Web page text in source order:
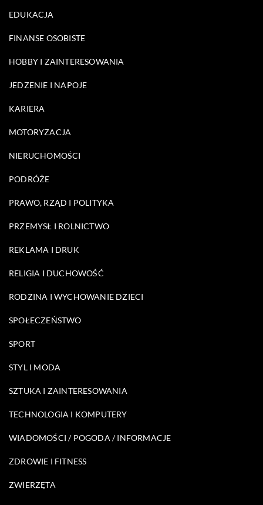
EDUKACJA
FINANSE OSOBISTE
HOBBY I ZAINTERESOWANIA
JEDZENIE I NAPOJE
KARIERA
MOTORYZACJA
NIERUCHOMOŚCI
PODRÓŻE
PRAWO, RZĄD I POLITYKA
PRZEMYSŁ I ROLNICTWO
REKLAMA I DRUK
RELIGIA I DUCHOWOŚĆ
RODZINA I WYCHOWANIE DZIECI
SPOŁECZEŃSTWO
SPORT
STYL I MODA
SZTUKA I ZAINTERESOWANIA
TECHNOLOGIA I KOMPUTERY
WIADOMOŚCI / POGODA / INFORMACJE
ZDROWIE I FITNESS
ZWIERZĘTA